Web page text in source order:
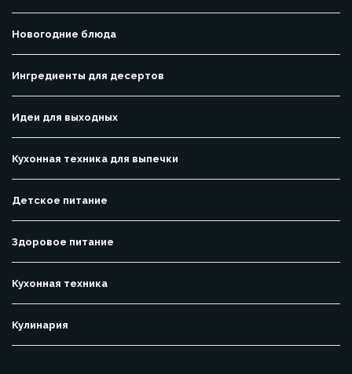
Новогодние блюда
Ингредиенты для десертов
Идеи для выходных
Кухонная техника для выпечки
Детское питание
Здоровое питание
Кухонная техника
Кулинария